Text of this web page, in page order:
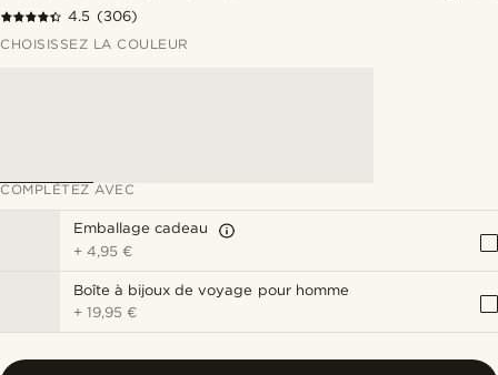
4.5 (306)
CHOISISSEZ LA COULEUR
COMPLÉTEZ AVEC
Emballage cadeau
+4,95 €
Boîte à bijoux de voyage pour homme
+19,95 €